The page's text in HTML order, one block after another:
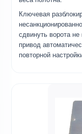
Ключевая
сдвинуть ворота
привод
повторной